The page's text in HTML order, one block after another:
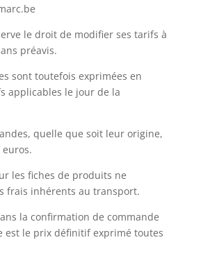
le droit de modifier ses tarifs à
préavis.
sont toutefois exprimées en
applicables le jour de la
quelle que soit leur origine,
les fiches de produits ne
frais inhérents au transport.
la confirmation de commande
est le prix définitif exprimé toutes